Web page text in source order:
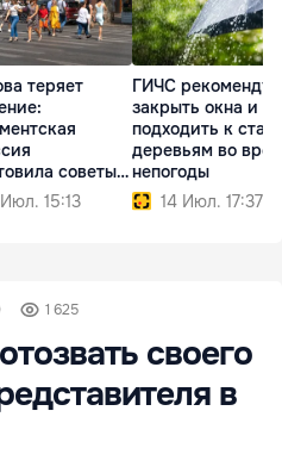
теряет
советы
15:13
ГИЧС
закрыть окна и не
подходить к
деревьям во
непогоды
14 Июл. 17:37
1 625
своего
в